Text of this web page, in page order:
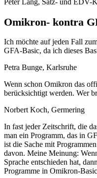
Peter Lang, Satz- und EDV-
Omikron- kontra
Ich möchte auf jeden Fall
GFA-Basic, da ich dieses
Petra Bunge, Karlsruhe
Wenn schon Omikron das
berücksichtigt werden. Wer
Norbert Koch, Germering
In fast jeder Zeitschrift, die
man ein Programm, das in
ist die Sache mit
davon. Meine Meinung:
Sprache entschieden hat,
Programme in Omikron-